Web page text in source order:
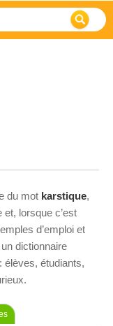
du mot karstique,
lorsque c’est
d’emploi et
dictionnaire
élèves, étudiants,